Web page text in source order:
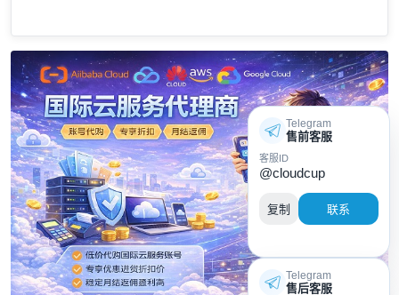
Telegram
售前客服
客服ID
@cloudcup
复制 联系
Telegram
售后客服